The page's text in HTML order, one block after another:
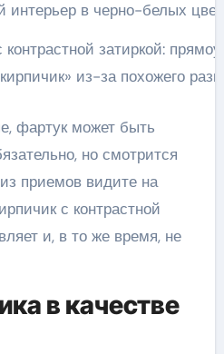
контрастной затиркой:
из-за похожего
фартук может быть
но смотрится
приемов видите на
с контрастной
и, в то же время, не
в качестве